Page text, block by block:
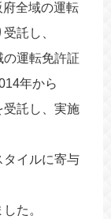
全域の運転
託し、
運転免許証
年から
受託し、実施
タイルに寄与
た。